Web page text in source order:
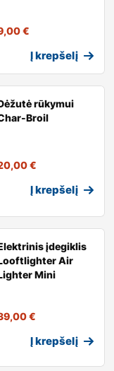
€
Į krepšelį
rūkymui
Broil
€
Į krepšelį
įdegiklis
Air
Mini
€
Į krepšelį